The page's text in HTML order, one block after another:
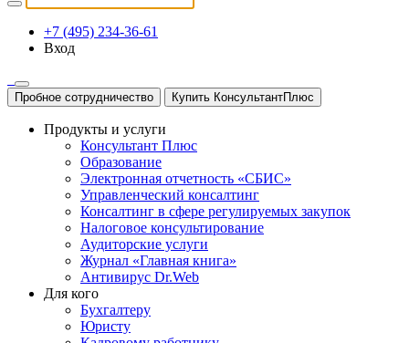
+7 (495) 234-36-61
Вход
Пробное сотрудничество Купить КонсультантПлюс
Продукты и услуги
Консультант Плюс
Образование
Электронная отчетность «СБИС»
Управленческий консалтинг
Консалтинг в сфере регулируемых закупок
Налоговое консультирование
Аудиторские услуги
Журнал «Главная книга»
Антивирус Dr.Web
Для кого
Бухгалтеру
Юристу